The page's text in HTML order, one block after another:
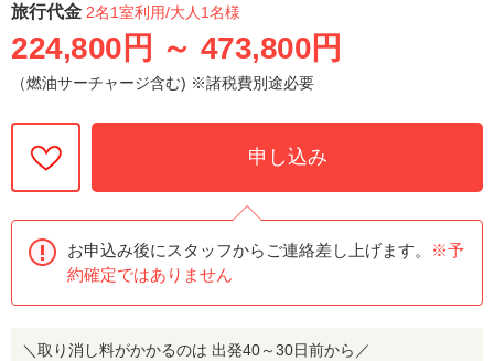
旅行代金 2名1室利用/大人1名様
224,800円 ～ 473,800円
（燃油サーチャージ含む) ※諸税費別途必要
申し込み
お申込み後にスタッフからご連絡差し上げます。
※予
約確定ではありません
＼取り消し料がかかるのは 出発40～30日前から／